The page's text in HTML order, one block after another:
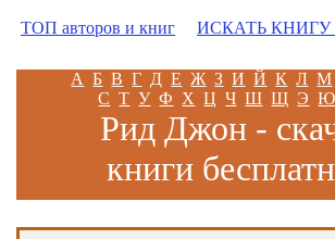
ТОП авторов и книг ИСКАТЬ КНИГУ
А Б В Г Д Е Ж З И Й К Л М
С Т У Ф Х Ц Ч Ш Щ Э Ю
Рид Джон -
книги
читать книги